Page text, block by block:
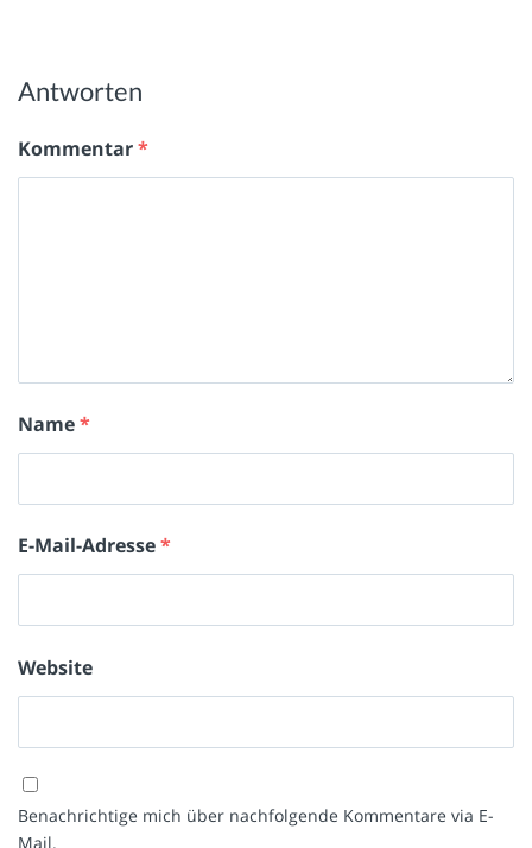
Antworten
Kommentar*
Name*
E-Mail-Adresse*
Website
Benachrichtige mich über nachfolgende Kommentare via E-
Mail.